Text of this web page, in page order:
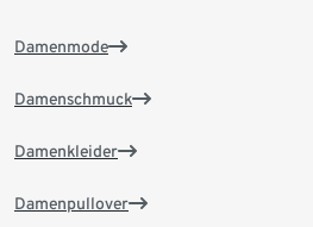
Damenmode
Damenschmuck
Damenkleider
Damenpullover